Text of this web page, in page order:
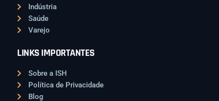
Indústria
Saúde
Varejo
LINKS IMPORTANTES
Sobre a ISH
Política de Privacidade
Blog